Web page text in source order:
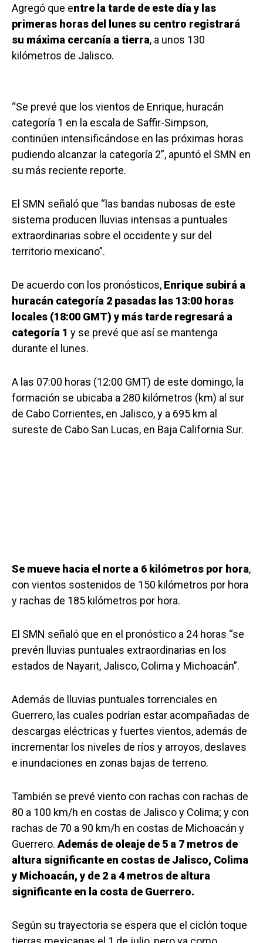
Agregó que entre la tarde de este día y las
primeras horas del lunes su centro registrará
su máxima cercanía a tierra, a unos 130
kilómetros de Jalisco.
“Se prevé que los vientos de Enrique, huracán
categoría 1 en la escala de Saffir-Simpson,
continúen intensificándose en las próximas horas
pudiendo alcanzar la categoría 2”, apuntó el SMN en
su más reciente reporte.
El SMN señaló que “las bandas nubosas de este
sistema producen lluvias intensas a puntuales
extraordinarias sobre el occidente y sur del
territorio mexicano”.
De acuerdo con los pronósticos, Enrique subirá a
huracán categoría 2 pasadas las 13:00 horas
locales (18:00 GMT) y más tarde regresará a
categoría 1 y se prevé que así se mantenga
durante el lunes.
A las 07:00 horas (12:00 GMT) de este domingo, la
formación se ubicaba a 280 kilómetros (km) al sur
de Cabo Corrientes, en Jalisco, y a 695 km al
sureste de Cabo San Lucas, en Baja California Sur.
Se mueve hacia el norte a 6 kilómetros por hora,
con vientos sostenidos de 150 kilómetros por hora
y rachas de 185 kilómetros por hora.
El SMN señaló que en el pronóstico a 24 horas “se
prevén lluvias puntuales extraordinarias en los
estados de Nayarit, Jalisco, Colima y Michoacán”.
Además de lluvias puntuales torrenciales en
Guerrero, las cuales podrían estar acompañadas de
descargas eléctricas y fuertes vientos, además de
incrementar los niveles de ríos y arroyos, deslaves
e inundaciones en zonas bajas de terreno.
También se prevé viento con rachas con rachas de
80 a 100 km/h en costas de Jalisco y Colima; y con
rachas de 70 a 90 km/h en costas de Michoacán y
Guerrero. Además de oleaje de 5 a 7 metros de
altura significante en costas de Jalisco, Colima
y Michoacán, y de 2 a 4 metros de altura
significante en la costa de Guerrero.
Según su trayectoria se espera que el ciclón toque